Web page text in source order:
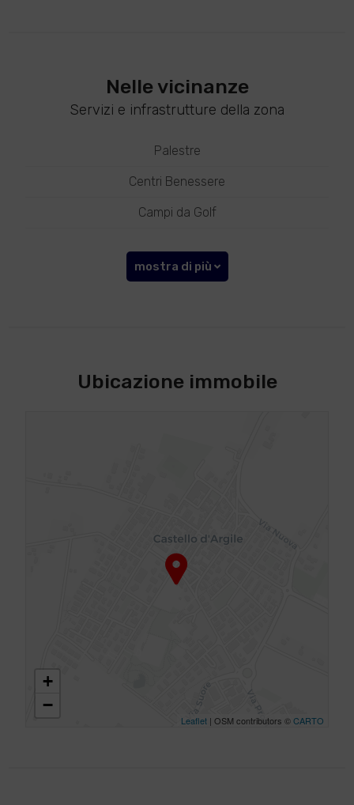
Nelle vicinanze
Servizi e infrastrutture della zona
Palestre
Centri Benessere
Campi da Golf
mostra di più
Ubicazione immobile
+
−
Leaflet| OSM contributors ©CARTO